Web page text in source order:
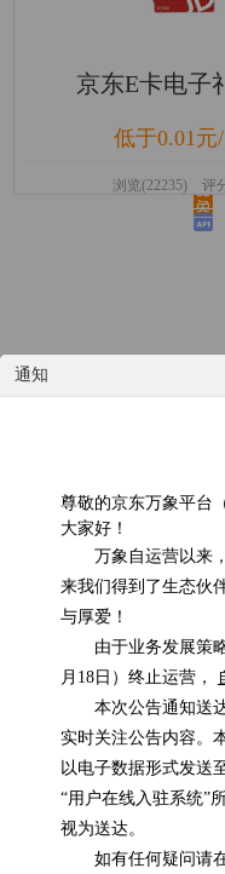
通知
尊敬的京东万象平台
大家好！
万象自运营以来
来我们得到了生态伙
与厚爱！
由于业务发展策
月18日）终止运营，
本次公告通知送
实时关注公告内容。
以电子数据形式发送
“用户在线入驻系统”
视为送达。
如有任何疑问请
京东E卡电子
低于0.01元
浏览(22235) 评
国内天气
浏览(575) 评分